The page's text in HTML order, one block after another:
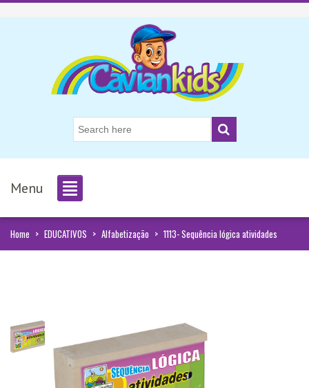
Menu
Home > EDUCATIVOS > Alfabetização > 1113- Sequência lógica atividades